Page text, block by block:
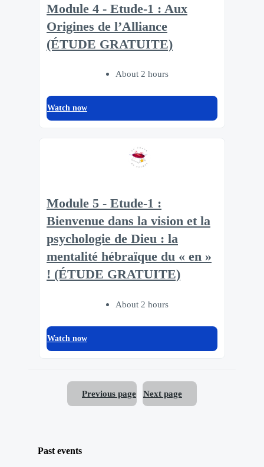
Module 4 - Etude-1 : Aux
Origines de l’Alliance
(ÉTUDE GRATUITE)
About 2 hours
Watch now
Module 5 - Etude-1 :
Bienvenue dans la vision et la
psychologie de Dieu : la
mentalité hébraïque du « en »
! (ÉTUDE GRATUITE)
About 2 hours
Watch now
Previous page Next page
Past events